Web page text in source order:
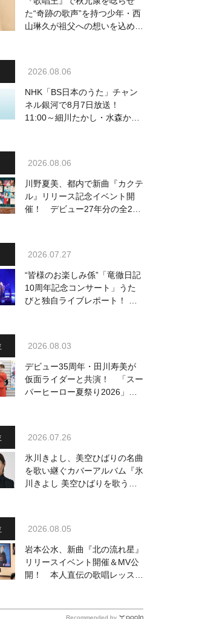
た“奇跡の歌声”を持つ少年・西
山琳久が祖父への想いを込めた
いちゃんとの絆を歌った曲を聴
いてください！」
2026.08.06
NHK「BS日本のうた」チャン
ネル銀河で8月7日放送！
11:00～細川たかし・水森かお
2026.08.06
川野夏美、都内で新曲『カクテ
ル』リリース記念イベント開
催！ デビュー27年分の全280
2026.07.27
“皆様のお楽しみ係”「竜徹日記
10周年記念コンサート」うた
びと独自ライブレポート！ 即
2026.08.03
デビュー35周年・田川寿美が
仮面ライダーと共演！ 「スー
パーヒーロー夏祭り2026」で
2026.07.26
氷川きよし、美空ひばりの名曲
を歌い継ぐカバーアルバム『氷
川きよし 美空ひばりを歌う』9
2026.08.05
岩本公水、新曲『北の流れ星』
リリースイベント開催＆MV公
開！ 本人直伝の歌唱レッスン
Recommended by